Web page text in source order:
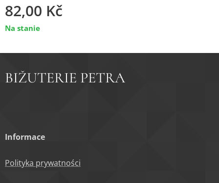
82,00 Kč
Na stanie
BIŽUTERIE PETRA
Informace
Polityka prywatności